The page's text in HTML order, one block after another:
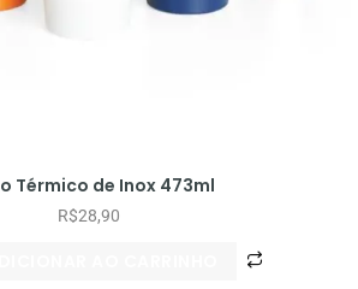
Térmico de Inox 473ml
R$28,90